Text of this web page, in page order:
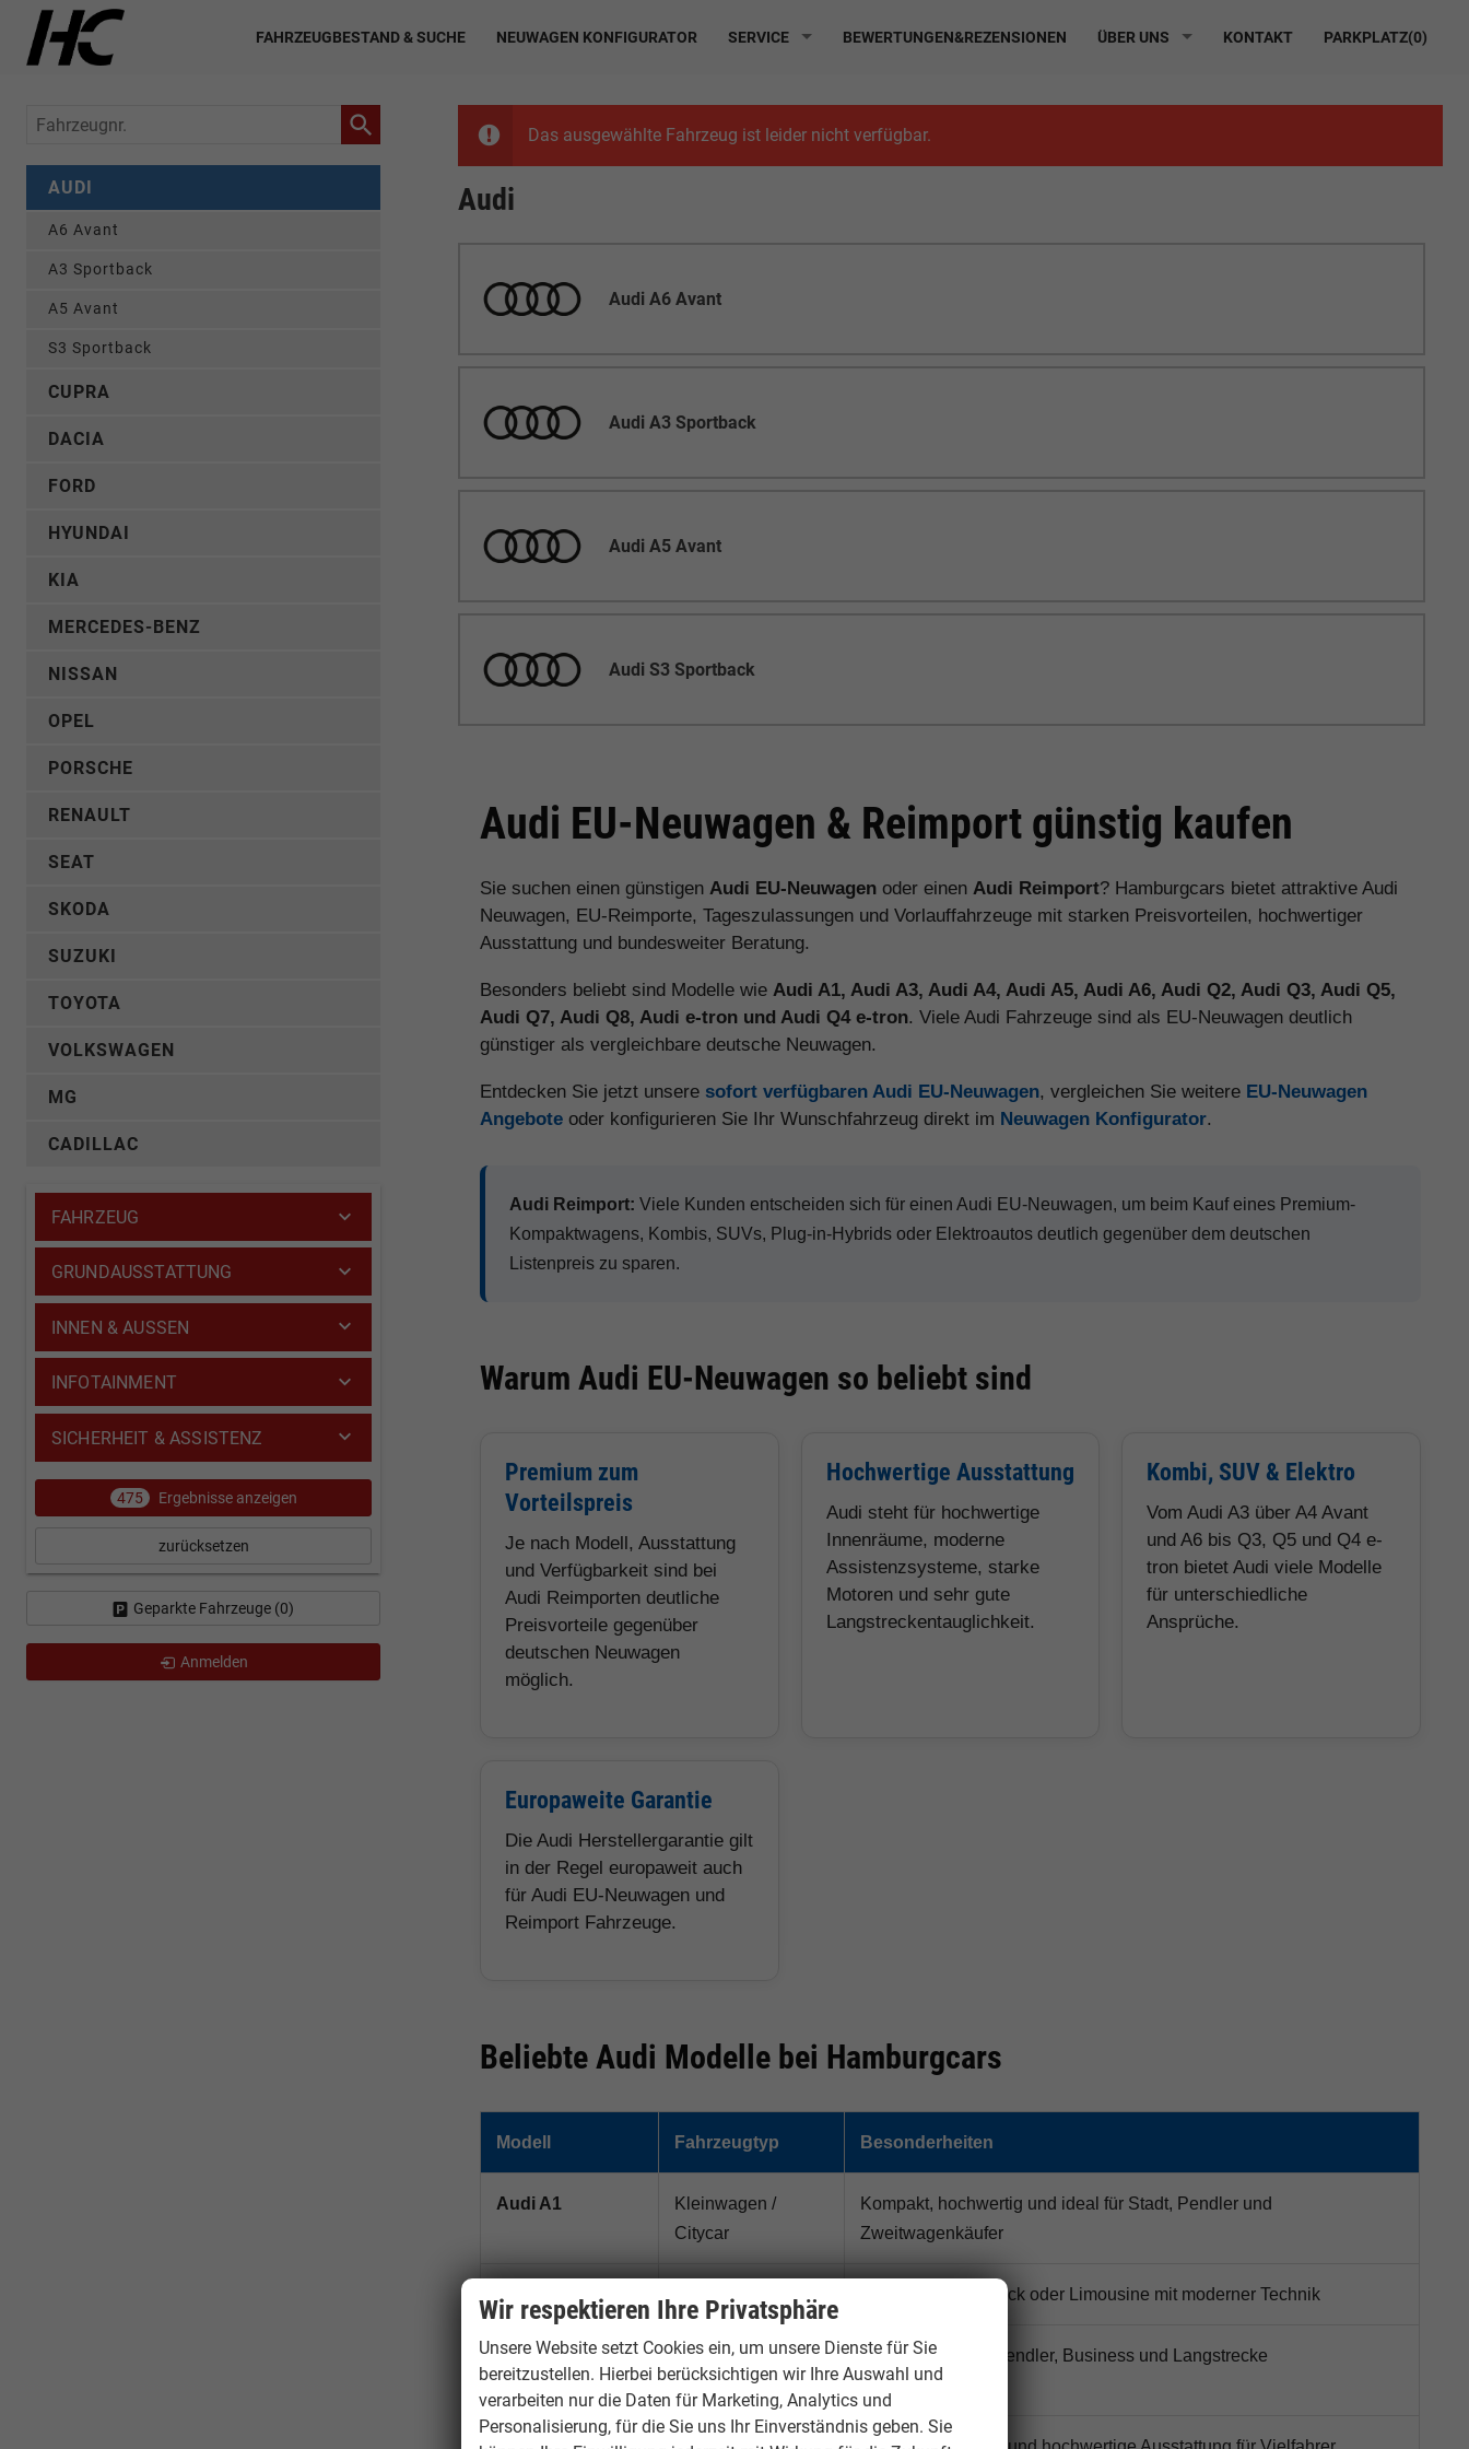
FAHRZEUGBESTAND & SUCHE NEUWAGEN KONFIGURATOR SERVICE BEWERTUNGEN&REZENSIONEN ÜBER UNS KONTAKT PARKPLATZ(0)
Das ausgewählte Fahrzeug ist leider nicht verfügbar.
Audi
Audi A6 Avant
Audi A3 Sportback
Audi A5 Avant
Audi S3 Sportback
Audi EU-Neuwagen & Reimport günstig kaufen
Sie suchen einen günstigenAudi EU-Neuwagen oder einenAudi Reimport? Hamburgcars bietet attraktive Audi
Neuwagen, EU-Reimporte, Tageszulassungen und Vorlauffahrzeuge mit starken Preisvorteilen, hochwertiger
Ausstattung und bundesweiter Beratung.
Besonders beliebt sind Modelle wieAudi A1, Audi A3, Audi A4, Audi A5, Audi A6, Audi Q2, Audi Q3, Audi Q5,
Audi Q7, Audi Q8, Audi e-tron und Audi Q4 e-tron. Viele Audi Fahrzeuge sind als EU-Neuwagen deutlich
günstiger als vergleichbare deutsche Neuwagen.
Entdecken Sie jetzt unsere sofort verfügbaren Audi EU-Neuwagen, vergleichen Sie weitere EU-Neuwagen
Angebote oder konfigurieren Sie Ihr Wunschfahrzeug direkt im Neuwagen Konfigurator.
Audi Reimport: Viele Kunden entscheiden sich für einen Audi EU-Neuwagen, um beim Kauf eines Premium-
Kompaktwagens, Kombis, SUVs, Plug-in-Hybrids oder Elektroautos deutlich gegenüber dem deutschen
Listenpreis zu sparen.
Warum Audi EU-Neuwagen so beliebt sind
Premium zum
Vorteilspreis
Je nach Modell, Ausstattung
und Verfügbarkeit sind bei
Audi Reimporten deutliche
Preisvorteile gegenüber
deutschen Neuwagen
möglich.
Hochwertige Ausstattung
Audi steht für hochwertige
Innenräume, moderne
Assistenzsysteme, starke
Motoren und sehr gute
Langstreckentauglichkeit.
Kombi, SUV & Elektro
Vom Audi A3 über A4 Avant
und A6 bis Q3, Q5 und Q4 e-
tron bietet Audi viele Modelle
für unterschiedliche
Ansprüche.
Europaweite Garantie
Die Audi Herstellergarantie gilt
in der Regel europaweit auch
für Audi EU-Neuwagen und
Reimport Fahrzeuge.
Beliebte Audi Modelle bei Hamburgcars
Modell Fahrzeugtyp Besonderheiten
Audi A1
Kleinwagen /
Citycar
Kompakt, hochwertig und ideal für Stadt, Pendler und
Zweitwagenkäufer
Audi A3 Kompaktklasse Beliebt als Sportback oder Limousine mit moderner Technik
Audi A4 / A4
Avant
Mittelklasse /
Kombi
Ideal für Familie, Pendler, Business und Langstrecke
Fahrzeugnr.
AUDI
A6 Avant
A3 Sportback
A5 Avant
S3 Sportback
CUPRA
DACIA
FORD
HYUNDAI
KIA
MERCEDES-BENZ
NISSAN
OPEL
PORSCHE
RENAULT
SEAT
SKODA
SUZUKI
TOYOTA
VOLKSWAGEN
MG
CADILLAC
FAHRZEUG
GRUNDAUSSTATTUNG
INNEN & AUSSEN
INFOTAINMENT
SICHERHEIT & ASSISTENZ
475 Ergebnisse anzeigen
zurücksetzen
Geparkte Fahrzeuge (0)
Anmelden
Wir respektieren Ihre Privatsphäre
Unsere Website setzt Cookies ein, um unsere Dienste für Sie
bereitzustellen. Hierbei berücksichtigen wir Ihre Auswahl und
verarbeiten nur die Daten für Marketing, Analytics und
Personalisierung, für die Sie uns Ihr Einverständnis geben. Sie